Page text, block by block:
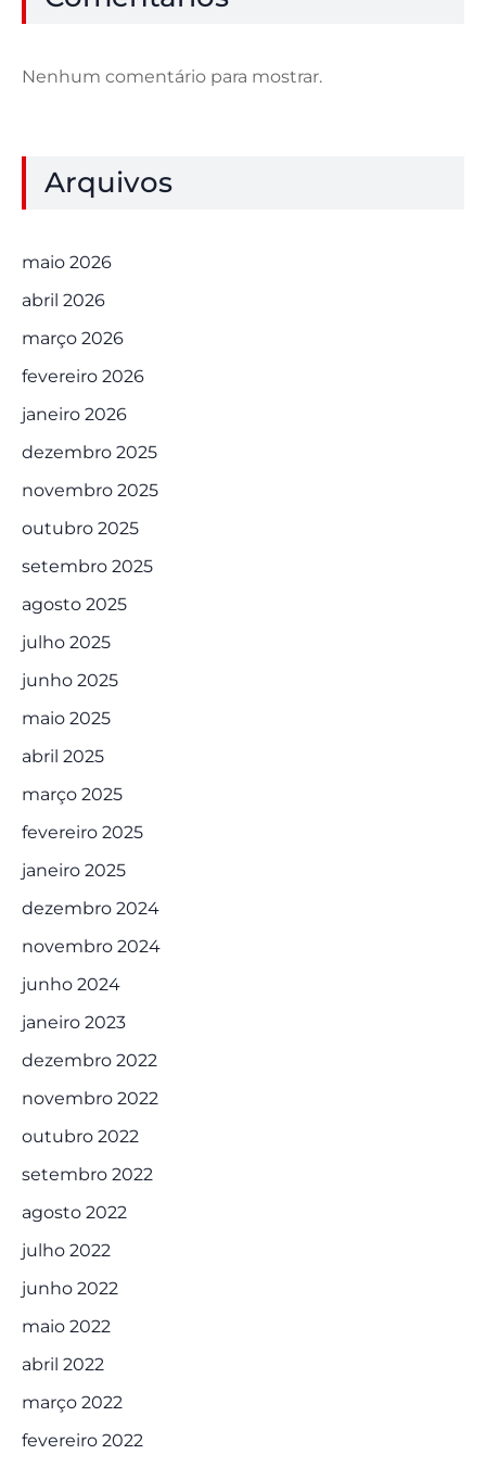
Nenhum comentário para mostrar.
Arquivos
maio 2026
abril 2026
março 2026
fevereiro 2026
janeiro 2026
dezembro 2025
novembro 2025
outubro 2025
setembro 2025
agosto 2025
julho 2025
junho 2025
maio 2025
abril 2025
março 2025
fevereiro 2025
janeiro 2025
dezembro 2024
novembro 2024
junho 2024
janeiro 2023
dezembro 2022
novembro 2022
outubro 2022
setembro 2022
agosto 2022
julho 2022
junho 2022
maio 2022
abril 2022
março 2022
fevereiro 2022